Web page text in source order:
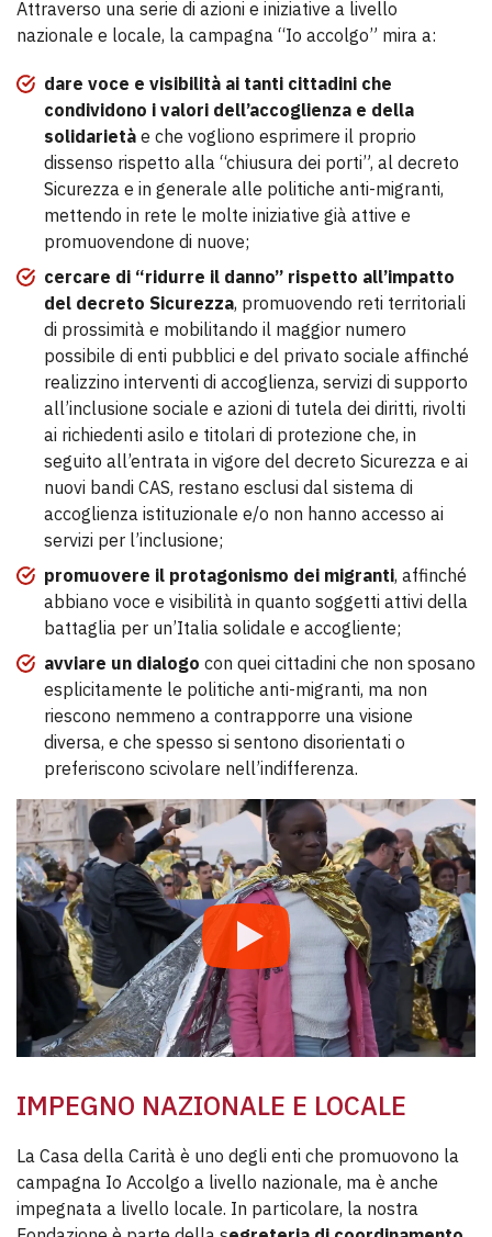
Attraverso una serie di azioni e iniziative a livello
nazionale e locale, la campagna “Io accolgo” mira a:
dare voce e visibilità ai tanti cittadini che
condividono i valori dell’accoglienza e della
solidarietà e che vogliono esprimere il proprio
dissenso rispetto alla “chiusura dei porti”, al decreto
Sicurezza e in generale alle politiche anti-migranti,
mettendo in rete le molte iniziative già attive e
promuovendone di nuove;
cercare di “ridurre il danno” rispetto all’impatto
del decreto Sicurezza, promuovendo reti territoriali
di prossimità e mobilitando il maggior numero
possibile di enti pubblici e del privato sociale affinché
realizzino interventi di accoglienza, servizi di supporto
all’inclusione sociale e azioni di tutela dei diritti, rivolti
ai richiedenti asilo e titolari di protezione che, in
seguito all’entrata in vigore del decreto Sicurezza e ai
nuovi bandi CAS, restano esclusi dal sistema di
accoglienza istituzionale e/o non hanno accesso ai
servizi per l’inclusione;
promuovere il protagonismo dei migranti, affinché
abbiano voce e visibilità in quanto soggetti attivi della
battaglia per un’Italia solidale e accogliente;
avviare un dialogo con quei cittadini che non sposano
esplicitamente le politiche anti-migranti, ma non
riescono nemmeno a contrapporre una visione
diversa, e che spesso si sentono disorientati o
preferiscono scivolare nell’indifferenza.
IMPEGNO NAZIONALE E LOCALE
La Casa della Carità è uno degli enti che promuovono la
campagna Io Accolgo a livello nazionale, ma è anche
impegnata a livello locale. In particolare, la nostra